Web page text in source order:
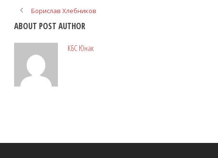
Борислав Хлебников
ABOUT POST AUTHOR
КБС Юнак